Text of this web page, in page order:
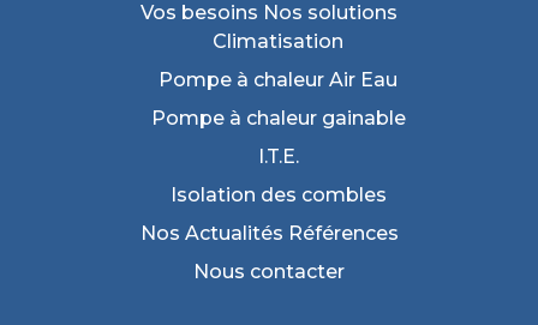
Vos besoins Nos solutions
Climatisation
Pompe à chaleur Air Eau
Pompe à chaleur gainable
I.T.E.
Isolation des combles
Nos Actualités Références
Nous contacter